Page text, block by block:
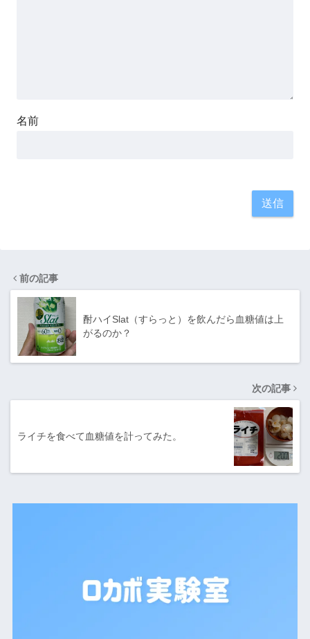
名前
前の記事
酎ハイSlat（すらっと）を飲んだら血糖値は上
がるのか？
次の記事
ライチを食べて血糖値を計ってみた。